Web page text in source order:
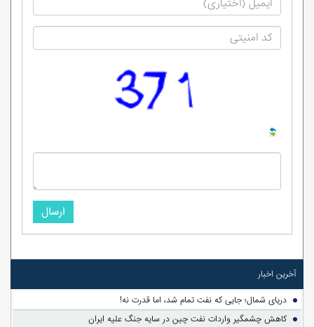
ارسال
آخرین اخبار
دریای شمال؛ جایی که نفت تمام شد، اما قدرت نه!
کاهش چشمگیر واردات نفت چین در سایه جنگ علیه ایران